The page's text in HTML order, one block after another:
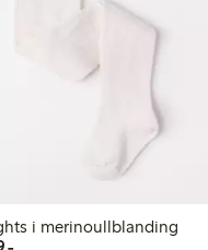
i merinoullblanding
159,00 kr